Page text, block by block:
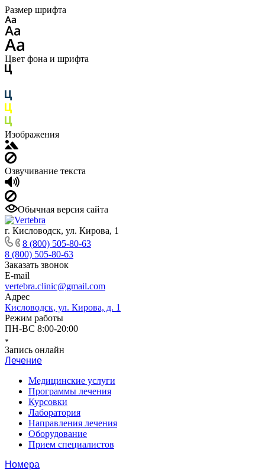
Размер шрифта
Цвет фона и шрифта
Изображения
Озвучивание текста
Обычная версия сайта
г. Кисловодск, ул. Кирова, 1
8 (800) 505-80-63
8 (800) 505-80-63
Заказать звонок
E-mail
vertebra.clinic@gmail.com
Адрес
Кисловодск, ул. Кирова, д. 1
Режим работы
ПН-ВС 8:00-20:00
Запись онлайн
Лечение
Медицинские услуги
Программы лечения
Курсовки
Лаборатория
Направления лечения
Оборудование
Прием специалистов
Номера